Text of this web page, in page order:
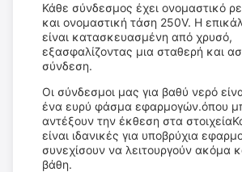
Κάθε σύνδεσμος έχει ονομαστικό
και ονομαστική τάση 250V. Η
είναι κατασκευασμένη από χρυσό,
εξασφαλίζοντας μια σταθερή και
σύνδεση.
Οι σύνδεσμοι μας για βαθύ νερό
ένα ευρύ φάσμα εφαρμογών.όπου
αντέξουν την έκθεση στα
είναι ιδανικές για υποβρύχια
συνεχίσουν να λειτουργούν ακόμα
βάθη.